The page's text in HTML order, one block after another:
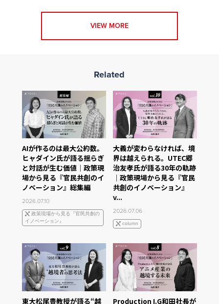
VIEW MORE
Related
AIが作るのは最大公約数。
ヒャダイン氏が語る揺らぎ
と対話が生む価値｜政策現
場から見る『官民共創のイ
ノベーション』総集編
2026.07.10
政策現場から見る『官民共創の
イノベーション』
大義が変わらなければ、境
界は越えられる。UTEC郷
治友孝氏が語る30年の軌跡
｜政策現場から見る『官民
共創のイノベーション』
v...
2026.07.06
column
東大松尾豊教授が語る“越 Production I.G和田社長が